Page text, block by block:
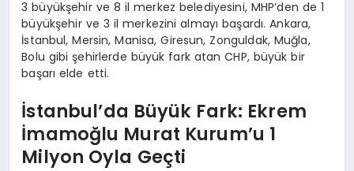
3 büyükşehir ve 8 il merkez belediyesini, MHP’den de 1
büyükşehir ve 3 il merkezini almayı başardı. Ankara,
İstanbul, Mersin, Manisa, Giresun, Zonguldak, Muğla,
Bolu gibi şehirlerde büyük fark atan CHP, büyük bir
başarı elde etti.
İstanbul’da Büyük Fark: Ekrem
İmamoğlu Murat Kurum’u 1
Milyon Oyla Geçti